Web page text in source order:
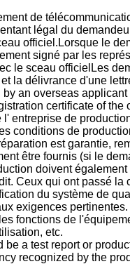
de
légal du
officiel.Lorsque le
signé par les
le sceau officielLes
la délivrance d'une
an overseas
certificate of
entreprise de
conditions de
est garantie,
être fournis (si le
doivent
Ceux qui ont passé
du système de
exigences pertinentes.
fonctions de
etc.
a test report or
recognized by the